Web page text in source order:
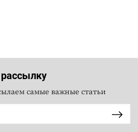
самые важные статьи